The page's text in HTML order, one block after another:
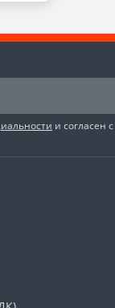
и согласен